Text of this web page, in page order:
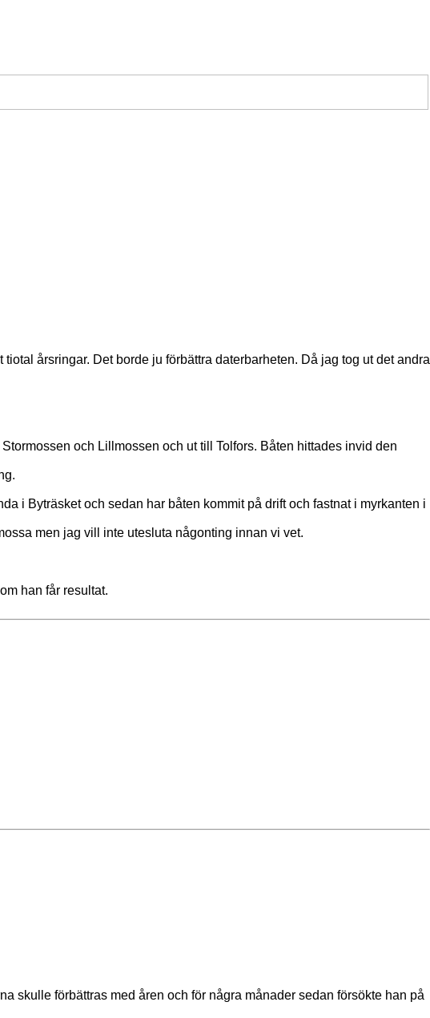
årsringar. Det borde ju förbättra daterbarheten. Då jag tog ut det andra
och Lillmossen och ut till Tolfors. Båten hittades invid den
i Byträsket och sedan har båten kommit på drift och fastnat i myrkanten i
men jag vill inte utesluta någonting innan vi vet.
han får resultat.
skulle förbättras med åren och för några månader sedan försökte han på